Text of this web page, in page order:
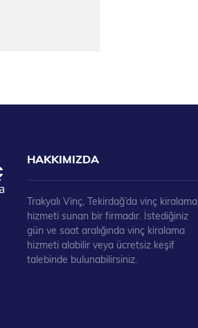
HAKKIMIZDA
Trakyalı Vinç, Tekirdağ’da vinç kiralama
hizmeti sunan bir firmadır. İstediğiniz
gün ve saat aralığında vinç kiralama
hizmeti alabilir veya ücretsiz keşif
talebinde bulunabilirsiniz.